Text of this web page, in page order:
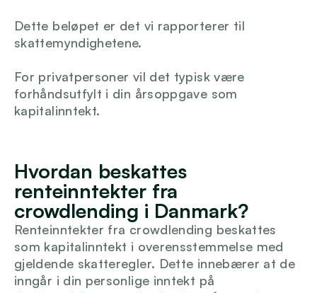
Dette beløpet er det vi rapporterer til
skattemyndighetene.
For privatpersoner vil det typisk være
forhåndsutfylt i din årsoppgave som
kapitalinntekt.
Hvordan beskattes
renteinntekter fra
crowdlending i Danmark?
Renteinntekter fra crowdlending beskattes
som kapitalinntekt i overensstemmelse med
gjeldende skatteregler. Dette innebærer at de
inngår i din personlige inntekt på